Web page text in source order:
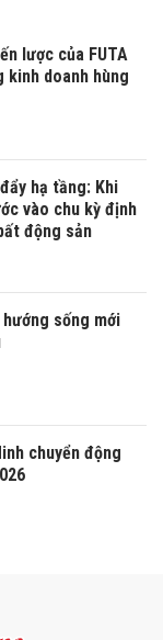
lược của FUTA
kinh doanh hùng
hạ tầng: Khi
vào chu kỳ định
động sản
sống mới
chuyển động